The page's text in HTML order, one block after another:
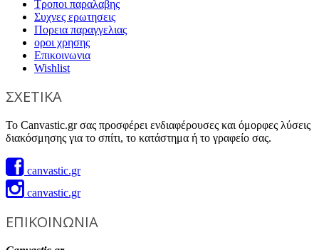
Τροποι παραλαβης
Συχνες ερωτησεις
Πορεια παραγγελιας
οροι χρησης
Επικοινωνια
Wishlist
ΣΧΕΤΙΚΑ
Το Canvastic.gr σας προσφέρει ενδιαφέρουσες και όμορφες λύσεις
διακόσμησης για το σπίτι, το κατάστημα ή το γραφείο σας.
canvastic.gr
canvastic.gr
ΕΠΙΚΟΙΝΩΝΙΑ